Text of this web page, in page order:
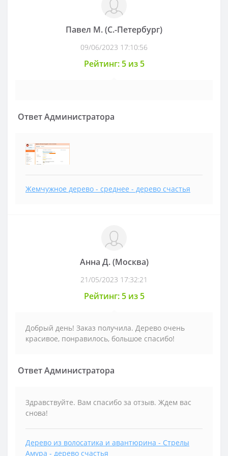
Павел М. (С.-Петербург)
09/06/2023 17:10:56
Рейтинг: 5 из 5
Ответ Администратора
Жемчужное дерево - среднее - дерево счастья
Анна Д. (Москва)
21/05/2023 17:32:21
Рейтинг: 5 из 5
Добрый день! Заказ получила. Дерево очень
красивое, понравилось, большое спасибо!
Ответ Администратора
Здравствуйте. Вам спасибо за отзыв. Ждем вас
снова!
Дерево из волосатика и авантюрина - Стрелы
Амура - дерево счастья